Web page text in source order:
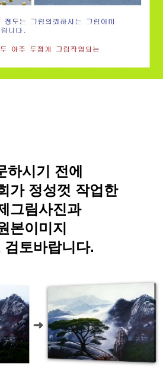
하시기 전에
가 정성껏 작업한
그림사진과
본이미지
검토바랍니다.